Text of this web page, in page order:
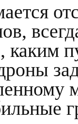
каким